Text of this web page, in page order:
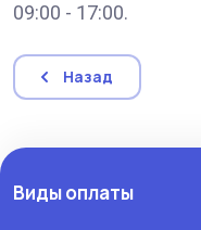
09:00 - 17:00.
Назад
Виды оплаты